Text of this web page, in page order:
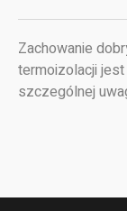
Zachowanie
termoizolacji
szczególnej